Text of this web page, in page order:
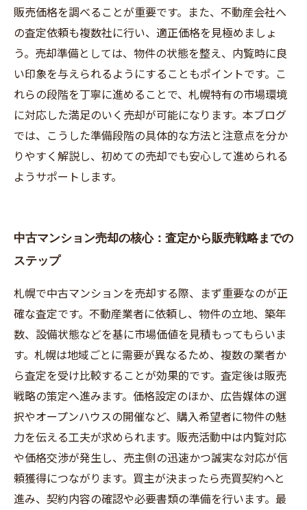
販売価格を調べることが重要です。また、不動産会社へ
の査定依頼も複数社に行い、適正価格を見極めましょ
う。売却準備としては、物件の状態を整え、内覧時に良
い印象を与えられるようにすることもポイントです。こ
れらの段階を丁寧に進めることで、札幌特有の市場環境
に対応した満足のいく売却が可能になります。本ブログ
では、こうした準備段階の具体的な方法と注意点を分か
りやすく解説し、初めての売却でも安心して進められる
ようサポートします。
中古マンション売却の核心：査定から販売戦略までの
ステップ
札幌で中古マンションを売却する際、まず重要なのが正
確な査定です。不動産業者に依頼し、物件の立地、築年
数、設備状態などを基に市場価値を見積もってもらいま
す。札幌は地域ごとに需要が異なるため、複数の業者か
ら査定を受け比較することが効果的です。査定後は販売
戦略の策定へ進みます。価格設定のほか、広告媒体の選
択やオープンハウスの開催など、購入希望者に物件の魅
力を伝える工夫が求められます。販売活動中は内覧対応
や価格交渉が発生し、売主側の迅速かつ誠実な対応が信
頼獲得につながります。買主が決まったら売買契約へと
進み、契約内容の確認や必要書類の準備を行います。最